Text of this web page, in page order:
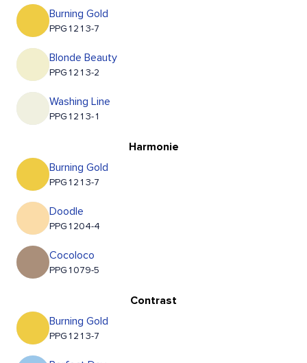
Burning Gold
PPG1213-7
Blonde Beauty
PPG1213-2
Washing Line
PPG1213-1
Harmonie
Burning Gold
PPG1213-7
Doodle
PPG1204-4
Cocoloco
PPG1079-5
Contrast
Burning Gold
PPG1213-7